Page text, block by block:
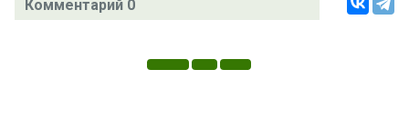
Комментарий 0